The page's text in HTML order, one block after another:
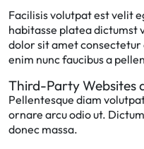
Facilisis volutpat est velit
habitasse platea dictumst
dolor sit amet
enim nunc faucibus a
Third-Party Websites
Pellentesque diam
ornare arcu odio ut.
donec massa.